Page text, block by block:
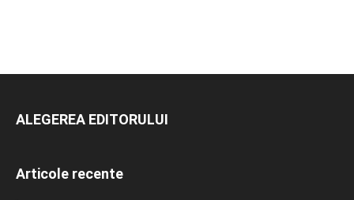
ALEGEREA EDITORULUI
Articole recente